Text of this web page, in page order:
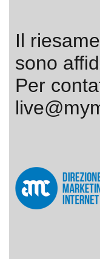
Il
sono
Per